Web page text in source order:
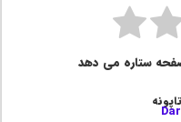
ستاره می دهد